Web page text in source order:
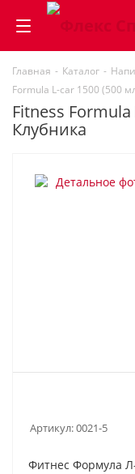
Главная - Каталог -
Formula L-car 1500 (500
Fitness
Клубника
Артикул:0021-5
Фитнес Формула